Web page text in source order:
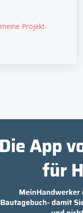
Projekt-